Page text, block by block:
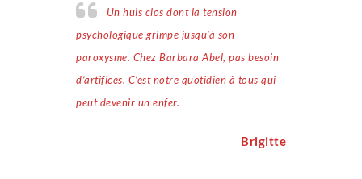
Un huis clos dont la tension
psychologique grimpe jusqu’à son
paroxysme. Chez Barbara Abel, pas besoin
d’artifices. C’est notre quotidien à tous qui
peut devenir un enfer.
Brigitte